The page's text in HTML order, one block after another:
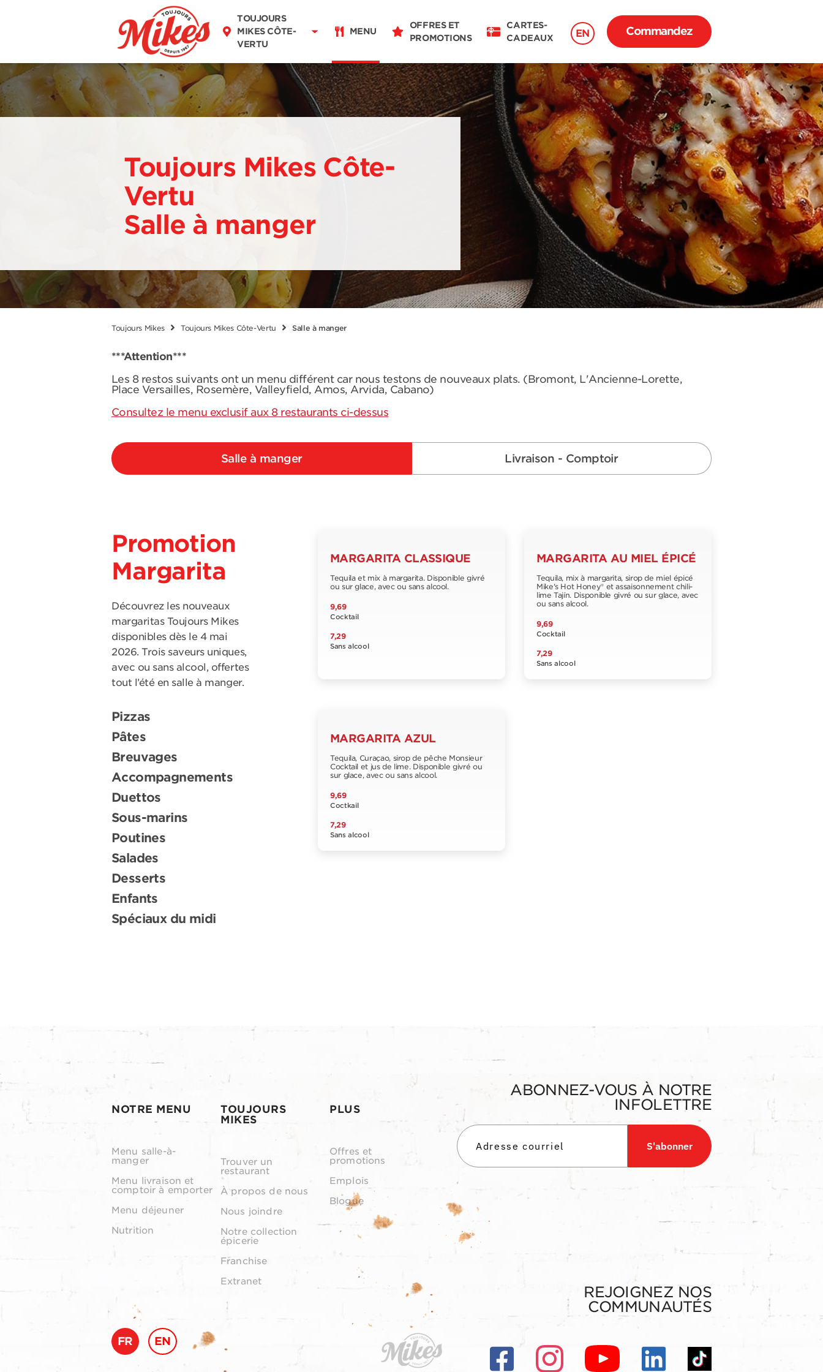
TOUJOURS
MIKES CÔTE-
VERTU
DÉCOUVREZ
NOTRE MENU
Pour emporter
Détails du restaurant Changer de restaurant
MENU
OFFRES ET
PROMOTIONS
CARTES-
CADEAUX
EN Commandez
Toujours Mikes Côte-
Vertu
Salle à manger
Toujours Mikes Toujours Mikes Côte-Vertu Salle à manger
***Attention***
Les 8 restos suivants ont un menu différent car nous testons de nouveaux plats. (Bromont, L'Ancienne-Lorette,
Place Versailles, Rosemère, Valleyfield, Amos, Arvida, Cabano)
Consultez le menu exclusif aux 8 restaurants ci-dessus
Salle à manger Livraison - Comptoir
Promotion
Margarita
Découvrez les nouveaux
margaritas Toujours Mikes
disponibles dès le 4 mai
2026. Trois saveurs uniques,
avec ou sans alcool, offertes
tout l’été en salle à manger.
Pizzas
Pâtes
Breuvages
Accompagnements
Duettos
Sous-marins
Poutines
Salades
Desserts
Enfants
Spéciaux du midi
MARGARITA CLASSIQUE
Tequila et mix à margarita. Disponible givré
ou sur glace, avec ou sans alcool.
9,69
Cocktail
7,29
Sans alcool
MARGARITA AU MIEL ÉPICÉ
Tequila, mix à margarita, sirop de miel épicé
Mike's Hot Honey® et assaisonnement chili-
lime Tajín. Disponible givré ou sur glace, avec
ou sans alcool.
9,69
Cocktail
7,29
Sans alcool
MARGARITA AZUL
Tequila, Curaçao, sirop de pêche Monsieur
Cocktail et jus de lime. Disponible givré ou
sur glace, avec ou sans alcool.
9,69
Coctkail
7,29
Sans alcool
NOTRE MENU
Menu salle-à-
manger
Menu livraison et
comptoir à emporter
Menu déjeuner
Nutrition
TOUJOURS
MIKES
Trouver un
restaurant
À propos de nous
Nous joindre
Notre collection
épicerie
Franchise
Extranet
PLUS
Offres et
promotions
Emplois
Blogue
ABONNEZ-VOUS À NOTRE
INFOLETTRE
S'abonner
FR EN
REJOIGNEZ NOS
COMMUNAUTÉS